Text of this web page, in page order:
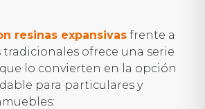
resinas expansivas frente a
tradicionales ofrece una serie
lo convierten en la opción
para particulares y